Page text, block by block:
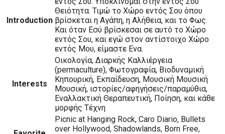
Introduction
Θειότητα. Τιμώ το Χώρο εντός Σου όπου
βρίσκεται η Αγάπη, η Αλήθεια, και το Φως.
Και όταν Εσύ βρίσκεσαι σε αυτό το Χώρο
εντός Σου, και εγώ στον αντίστοιχο Χώρο
εντός Μου, είμαστε Ενα.
Interests
Οικολογία, Διαρκής Καλλιέργεια
(permaculture), Φωτογραφία, Βιοδυναμική
Κηπουρική, Εκπαίδευση, Μουσική Μουσική
Μουσική, ιστορίες/αφηγήσεις/παραμύθια,
Εναλλακτική Θεραπευτική, Ποίηση, και κάθε
μορφής Τέχνη
Picnic at Hanging Rock, Caro Diario, Bullets
over Hollywood, Shadowlands, Born Free,